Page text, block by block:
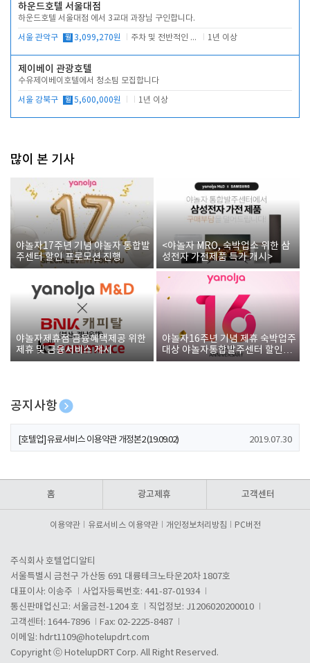
하운드호텔 서울대점
하운드호텔 서울대점 에서 3교대 과장님 구인합니다.
서울 관악구 월 3,099,270원 주차 및 전반적인 당번업무 1년 이상
제이베이 관광호텔
수유제이베이호텔에서 청소팀 모집합니다
서울 강북구 월 5,600,000원 1년 이상
많이 본 기사
야놀자17주년 기념 야놀자 통합발
주센터 할인 프로모션 진행
<야놀자 MRO, 숙박업소 위한 삼
성전자 가전제품 특가 개시>
야놀자제휴점 금융혜택제공 위한
제휴 및 금융서비스 게시
야놀자16주년 기념 제휴 숙박업주
대상 야놀자통합발주센터 할인쿠
폰 증정
공지사항
[호텔업] 개인정보 처리방침 개정본1 (19.09.02)
[호텔업] 유료서비스 이용약관 개정본2 (19.09.02) 2019.07.30
홈 광고제휴 고객센터
이용약관 유료서비스 이용약관 개인정보처리방침 PC버전
주식회사 호텔업디알티
서울특별시 금천구 가산동 691 대륭테크노타운20차 1807호
대표이사: 이송주
사업자등록번호: 441-87-01934
통신판매업신고: 서울금천-1204 호
직업정보: J1206020200010
고객센터: 1644-7896
Fax: 02-2225-8487
이메일: hdrt1109@hotelupdrt.com
Copyright ⓒ HotelupDRT Corp. All Right Reserved.